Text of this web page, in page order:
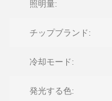
照明量:
チップブランド:
冷却モード:
発光する色: